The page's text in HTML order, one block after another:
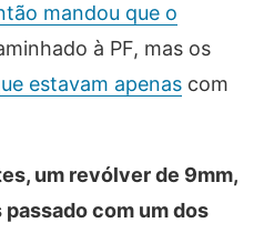
mandou que o
à PF, mas os
estavam apenas com
um revólver de 9mm,
com um dos